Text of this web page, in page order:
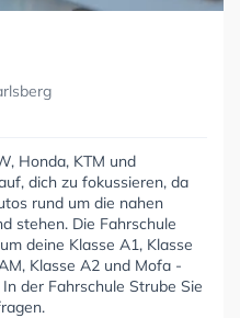
Honda, KTM und
dich zu fokussieren, da
rund um die nahen
stehen. Die Fahrschule
deine Klasse A1, Klasse
Klasse A2 und Mofa -
der Fahrschule Strube Sie